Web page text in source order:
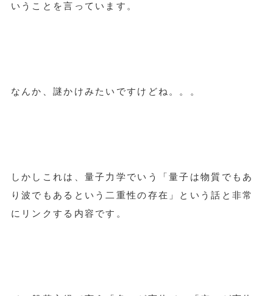
いうことを言っています。
なんか、謎かけみたいですけどね。。。
しかしこれは、量子力学でいう「量子は物質でもあ
り波でもあるという二重性の存在」という話と非常
にリンクする内容です。